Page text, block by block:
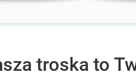
troska to